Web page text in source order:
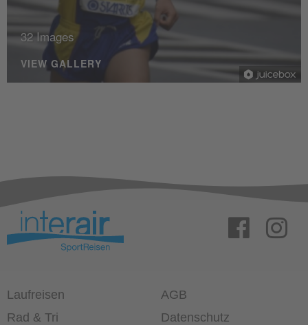
32 Images
VIEW GALLERY
Laufreisen
Rad & Tri
AGB
Datenschutz